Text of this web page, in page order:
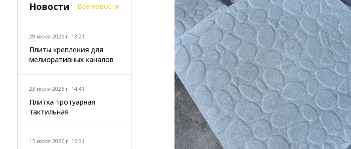
Новости Все новости
29 июля 2026 г. 13:21
Плиты крепления для
мелиоративных каналов
23 июля 2026 г. 14:41
Плитка тротуарная
тактильная
15 июля 2026 г. 16:01